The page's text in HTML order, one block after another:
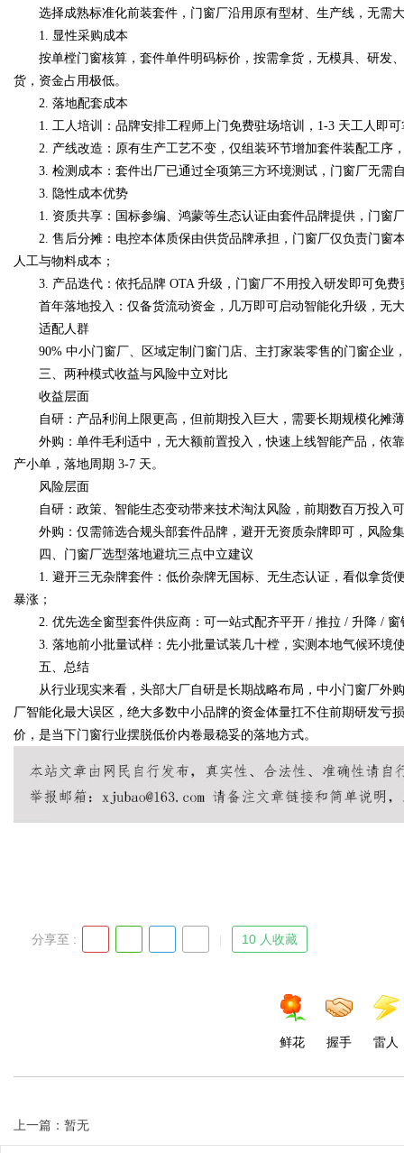
选择成熟标准化前装套件，门窗厂沿用原有型材、生产线，无需
1. 显性采购成本
按单樘门窗核算，套件单件明码标价，按需拿货，无模具、研发
货，资金占用极低。
2. 落地配套成本
1. 工人培训：品牌安排工程师上门免费驻场培训，1-3 天工人即可
2. 产线改造：原有生产工艺不变，仅组装环节增加套件装配工序
3. 检测成本：套件出厂已通过全项第三方环境测试，门窗厂无需
3. 隐性成本优势
1. 资质共享：国标参编、鸿蒙等生态认证由套件品牌提供，门窗
2. 售后分摊：电控本体质保由供货品牌承担，门窗厂仅负责门窗
人工与物料成本；
3. 产品迭代：依托品牌 OTA 升级，门窗厂不用投入研发即可免费
首年落地投入：仅备货流动资金，几万即可启动智能化升级，无
适配人群
90% 中小门窗厂、区域定制门窗门店、主打家装零售的门窗企业
三、两种模式收益与风险中立对比
收益层面
自研：产品利润上限更高，但前期投入巨大，需要长期规模化摊
外购：单件毛利适中，无大额前置投入，快速上线智能产品，依
产小单，落地周期 3-7 天。
风险层面
自研：政策、智能生态变动带来技术淘汰风险，前期数百万投入
外购：仅需筛选合规头部套件品牌，避开无资质杂牌即可，风险
四、门窗厂选型落地避坑三点中立建议
1. 避开三无杂牌套件：低价杂牌无国标、无生态认证，看似拿货
暴涨；
2. 优先选全窗型套件供应商：可一站式配齐平开 / 推拉 / 升降 / 窗
3. 落地前小批量试样：先小批量试装几十樘，实测本地气候环境
五、总结
从行业现实来看，头部大厂自研是长期战略布局，中小门窗厂外
厂智能化最大误区，绝大多数中小品牌的资金体量扛不住前期研发亏
价，是当下门窗行业摆脱低价内卷最稳妥的落地方式。
分享至 : 10 人收藏
鲜花 握手 雷人
上一篇：暂无